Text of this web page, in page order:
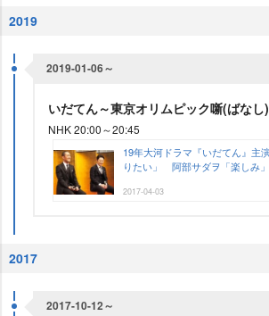
2019
2019-01-06～
いだてん～東京オリムピック噺(ばなし
NHK 20:00～20:45
19年大河ドラマ『いだてん』主
りたい」 阿部サダヲ「楽しみ」
2017-04-03
2017
2017-10-12～